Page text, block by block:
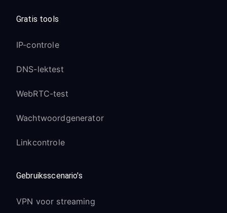
Gratis tools
IP-controle
DNS-lektest
WebRTC-test
Wachtwoordgenerator
Linkcontrole
Gebruiksscenario's
VPN voor streaming